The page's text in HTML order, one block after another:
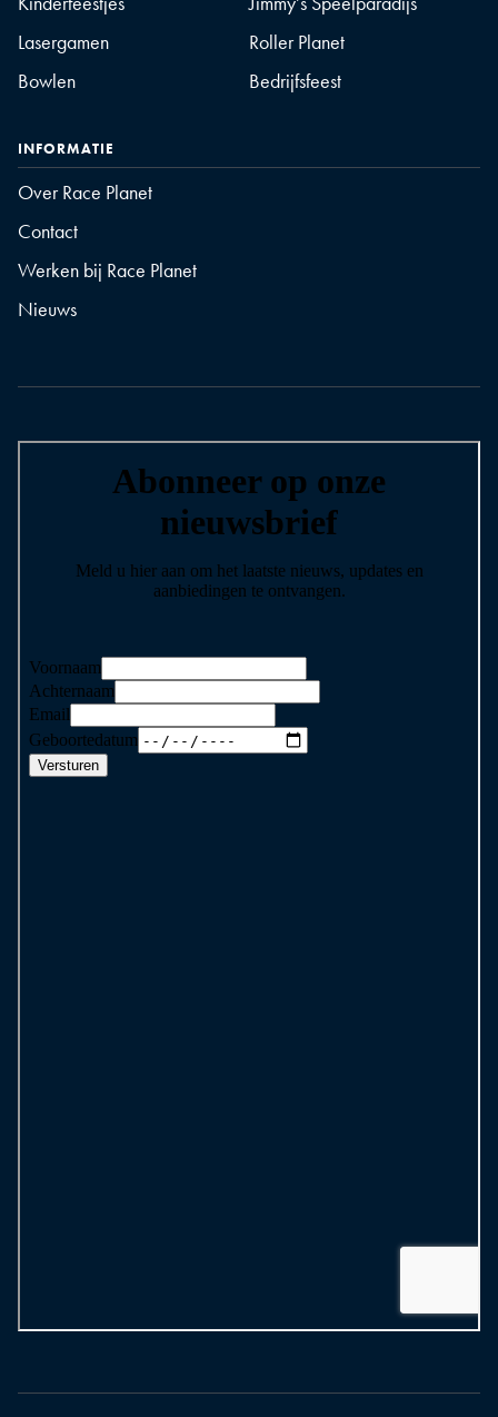
Lasergamen
Roller Planet
Bowlen
Bedrijfsfeest
INFORMATIE
Over Race Planet
Contact
Werken bij Race Planet
Nieuws